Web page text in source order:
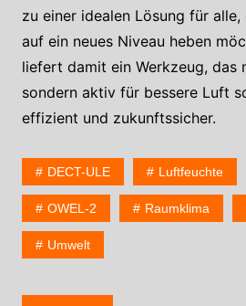
zu einer idealen Lösung für
auf ein neues Niveau heben
liefert damit ein Werkzeug, das
sondern aktiv für bessere Luft
effizient und zukunftssicher.
DECT-ULE Luftfeuchte
OWEL-2 Raumklima
Umwelt